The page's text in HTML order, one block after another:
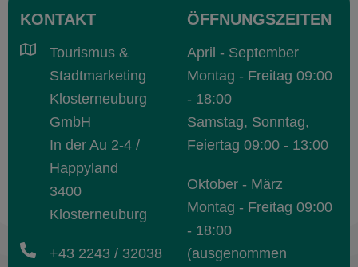
KONTAKT
Tourismus &
Stadtmarketing
Klosterneuburg
GmbH
In der Au 2-4 /
Happyland
3400
Klosterneuburg
+43 2243 / 32038
ÖFFNUNGSZEITEN
April - September
Montag - Freitag 09:00
- 18:00
Samstag, Sonntag,
Feiertag 09:00 - 13:00
Oktober - März
Montag - Freitag 09:00
- 18:00
(ausgenommen